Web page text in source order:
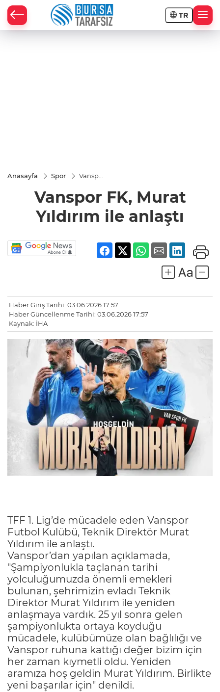
TR
Anasayfa Spor
Vanspor
Yıldırım
anlaştı
Vanspor FK, Murat
Yıldırım ile anlaştı
Haber Giriş Tarihi: 03.06.2026 17:57
Haber Güncellenme Tarihi: 03.06.2026 17:57
Kaynak: İHA
TFF 1. Lig’de mücadele eden Vanspor
Futbol Kulübü, Teknik Direktör Murat
Yıldırım ile anlaştı.
Vanspor’dan yapılan açıklamada,
"Şampiyonlukla taçlanan tarihi
yolculuğumuzda önemli emekleri
bulunan, şehrimizin evladı Teknik
Direktör Murat Yıldırım ile yeniden
anlaşmaya vardık. 25 yıl sonra gelen
şampiyonlukta ortaya koyduğu
mücadele, kulübümüze olan bağlılığı ve
Vanspor ruhuna kattığı değer bizim için
her zaman kıymetli oldu. Yeniden
aramıza hoş geldin Murat Yıldırım. Birlikte
yeni başarılar için" denildi.